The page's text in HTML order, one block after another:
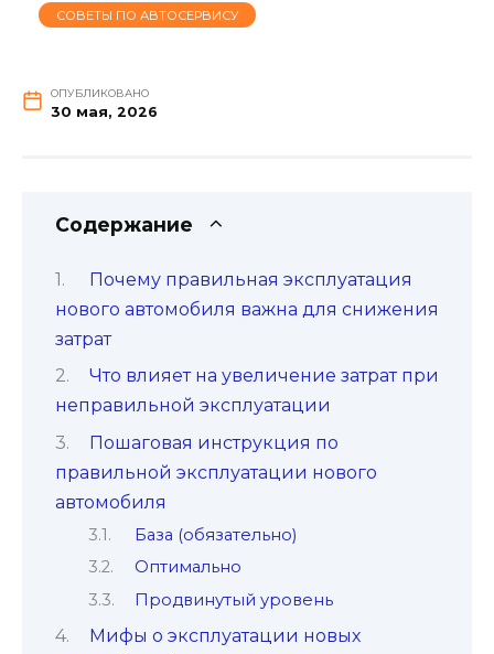
СОВЕТЫ ПО АВТОСЕРВИСУ
ОПУБЛИКОВАНО
30 мая, 2026
Содержание
Почему правильная эксплуатация
нового автомобиля важна для снижения
затрат
Что влияет на увеличение затрат при
неправильной эксплуатации
Пошаговая инструкция по
правильной эксплуатации нового
автомобиля
База (обязательно)
Оптимально
Продвинутый уровень
Мифы о эксплуатации новых